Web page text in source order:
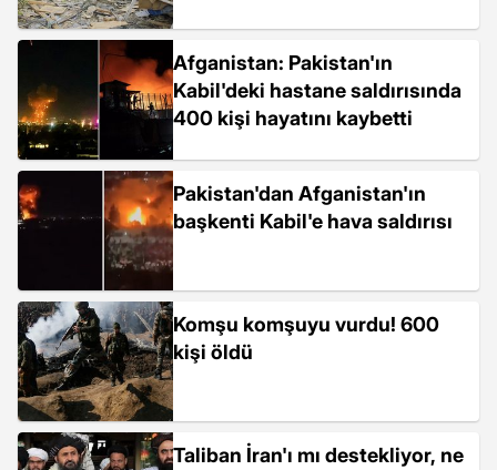
Afganistan: Pakistan'ın
Kabil'deki hastane saldırısında
400 kişi hayatını kaybetti
Pakistan'dan Afganistan'ın
başkenti Kabil'e hava saldırısı
Komşu komşuyu vurdu! 600
kişi öldü
Taliban İran'ı mı destekliyor, ne